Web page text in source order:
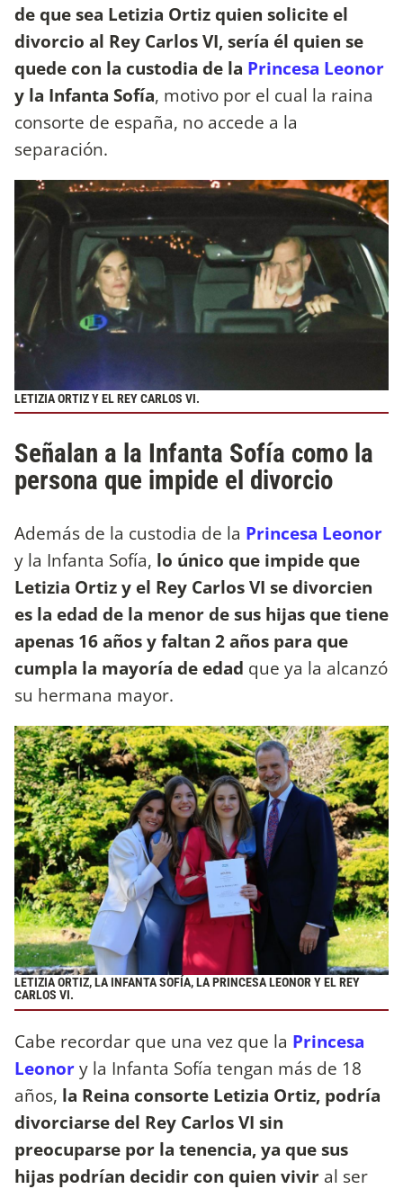
de que sea Letizia Ortiz quien solicite el
divorcio al Rey Carlos VI, sería él quien se
quede con la custodia de la Princesa Leonor
y la Infanta Sofía, motivo por el cual la raina
consorte de españa, no accede a la
separación.
LETIZIA ORTIZ Y EL REY CARLOS VI.
Señalan a la Infanta Sofía como la
persona que impide el divorcio
Además de la custodia de la Princesa Leonor
y la Infanta Sofía, lo único que impide que
Letizia Ortiz y el Rey Carlos VI se divorcien
es la edad de la menor de sus hijas que tiene
apenas 16 años y faltan 2 años para que
cumpla la mayoría de edad que ya la alcanzó
su hermana mayor.
LETIZIA ORTIZ, LA INFANTA SOFÍA, LA PRINCESA LEONOR Y EL REY
CARLOS VI.
Cabe recordar que una vez que la Princesa
Leonory la Infanta Sofía tengan más de 18
años, la Reina consorte Letizia Ortiz, podría
divorciarse del Rey Carlos VI sin
preocuparse por la tenencia, ya que sus
hijas podrían decidir con quien vivir al ser